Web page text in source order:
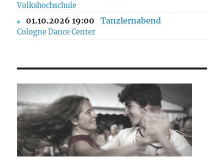
Volkshochschule
01.10.2026 19:00 Tanzlernabend
Cologne Dance Center